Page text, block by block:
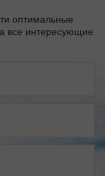
оптимальные
все интересующие